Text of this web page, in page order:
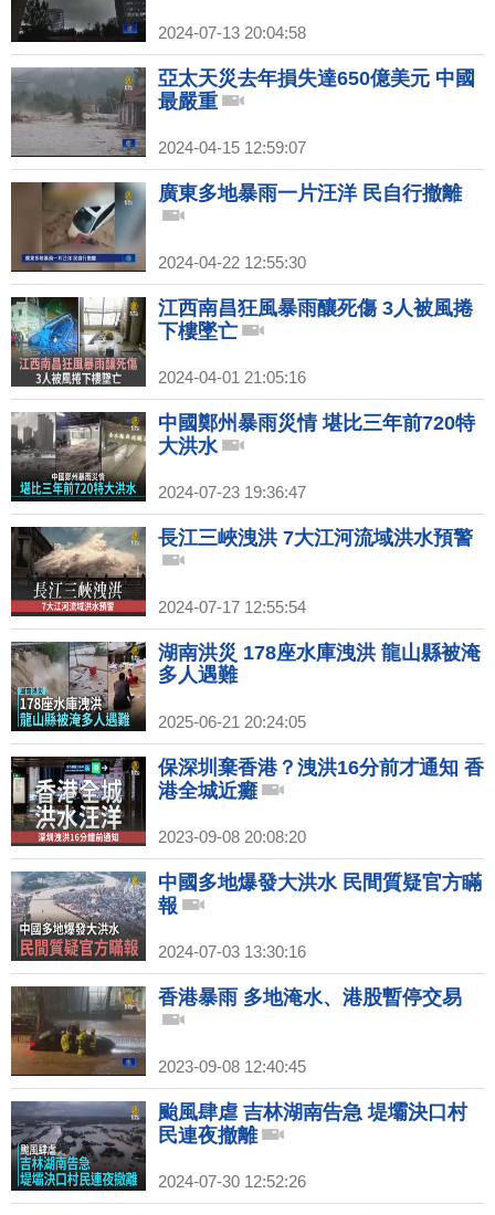
2024-07-13 20:04:58
亞太天災去年損失達650億美元 中國
最嚴重
2024-04-15 12:59:07
廣東多地暴雨一片汪洋 民自行撤離
2024-04-22 12:55:30
江西南昌狂風暴雨釀死傷 3人被風捲
下樓墜亡
2024-04-01 21:05:16
中國鄭州暴雨災情 堪比三年前720特
大洪水
2024-07-23 19:36:47
長江三峽洩洪 7大江河流域洪水預警
2024-07-17 12:55:54
湖南洪災 178座水庫洩洪 龍山縣被淹
多人遇難
2025-06-21 20:24:05
保深圳棄香港？洩洪16分前才通知 香
港全城近癱
2023-09-08 20:08:20
中國多地爆發大洪水 民間質疑官方瞞
報
2024-07-03 13:30:16
香港暴雨 多地淹水、港股暫停交易
2023-09-08 12:40:45
颱風肆虐 吉林湖南告急 堤壩決口村
民連夜撤離
2024-07-30 12:52:26